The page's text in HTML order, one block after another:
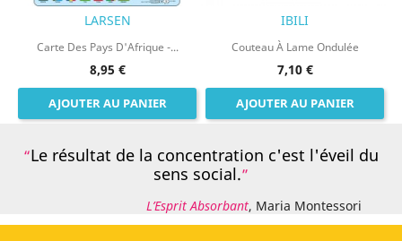
LARSEN
Carte Des Pays D'Afrique -...
8,95 €
AJOUTER AU PANIER
IBILI
Couteau À Lame Ondulée
7,10 €
AJOUTER AU PANIER
Le résultat de la concentration c'est l'éveil du
sens social.
L’Esprit Absorbant, Maria Montessori